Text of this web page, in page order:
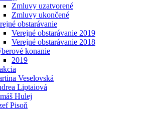
Zmluvy uzatvorené
Zmluvy ukončené
obstarávanie
Verejné obstarávanie 2019
Verejné obstarávanie 2018
konanie
2019
Veselovská
Liptaiová
Hulej
Pisoň